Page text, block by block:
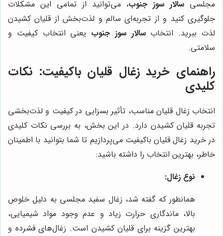
مجلسی سالار سوز جنوب، می‌توانید از تمامی این مشکلات
جلوگیری کنید و از تجربه‌ای سالم و لذت‌بخش از قلیان کشیدن
لذت ببرید. انتخابسالار سوز جنوب یعنی انتخاب کیفیت و
سلامتی.
راهنمای خرید زغال قلیان باکیفیت: نکات
کلیدی
انتخاب زغال قلیان مناسب، تأثیر بسزایی در کیفیت و لذت‌بخشی
تجربه قلیان کشیدن دارد. در این بخش، به بررسی نکات کلیدی
در خرید زغال قلیان باکیفیت می‌پردازیم تا شما بتوانید با اطمینان
خاطر، بهترین انتخاب را داشته باشید:
نوع زغال:
همانطور که گفته شد، زغال سفید مجلسی به دلیل خلوص
بالا، ماندگاری حرارت زیاد و عدم وجود مواد شیمیایی،
بهترین گزینه برای قلیان کشیدن است. زغال‌های فشرده و